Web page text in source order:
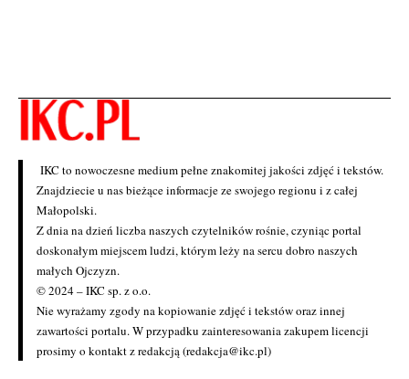
IKC to nowoczesne medium pełne znakomitej jakości zdjęć i tekstów.
Znajdziecie u nas bieżące informacje ze swojego regionu i z całej
Małopolski.
Z dnia na dzień liczba naszych czytelników rośnie, czyniąc portal
doskonałym miejscem ludzi, którym leży na sercu dobro naszych
małych Ojczyzn.
© 2024 – IKC sp. z o.o.
Nie wyrażamy zgody na kopiowanie zdjęć i tekstów oraz innej
zawartości portalu. W przypadku zainteresowania zakupem licencji
prosimy o kontakt z redakcją (redakcja@ikc.pl)